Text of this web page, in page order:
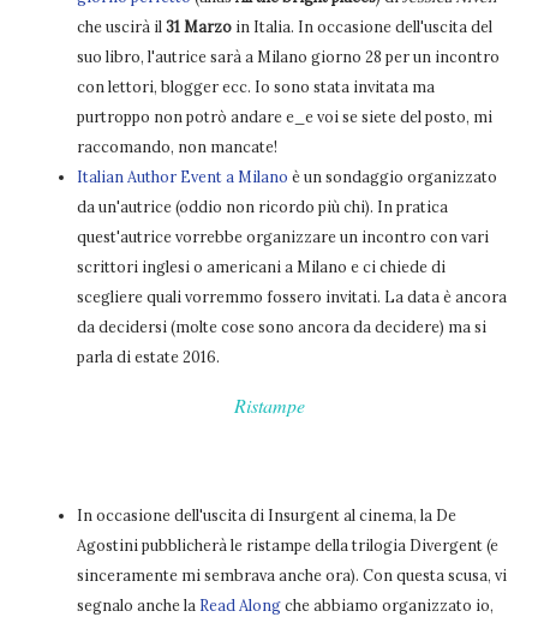
che uscirà il 31 Marzo in Italia. In occasione dell'uscita del
suo libro, l'autrice sarà a Milano giorno 28 per un incontro
con lettori, blogger ecc. Io sono stata invitata ma
purtroppo non potrò andare e_e voi se siete del posto, mi
raccomando, non mancate!
Italian Author Event a Milano è un sondaggio organizzato
da un'autrice (oddio non ricordo più chi). In pratica
quest'autrice vorrebbe organizzare un incontro con vari
scrittori inglesi o americani a Milano e ci chiede di
scegliere quali vorremmo fossero invitati. La data è ancora
da decidersi (molte cose sono ancora da decidere) ma si
parla di estate 2016.
Ristampe
In occasione dell'uscita di Insurgent al cinema, la De
Agostini pubblicherà le ristampe della trilogia Divergent (e
sinceramente mi sembrava anche ora). Con questa scusa, vi
segnalo anche la Read Alongche abbiamo organizzato io,